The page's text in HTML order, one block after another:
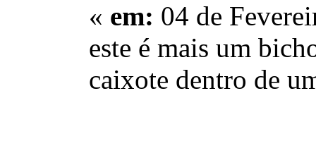
« em: 04 de
este é mais um
caixote dentro de